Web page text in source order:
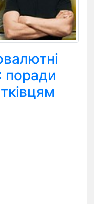
поради